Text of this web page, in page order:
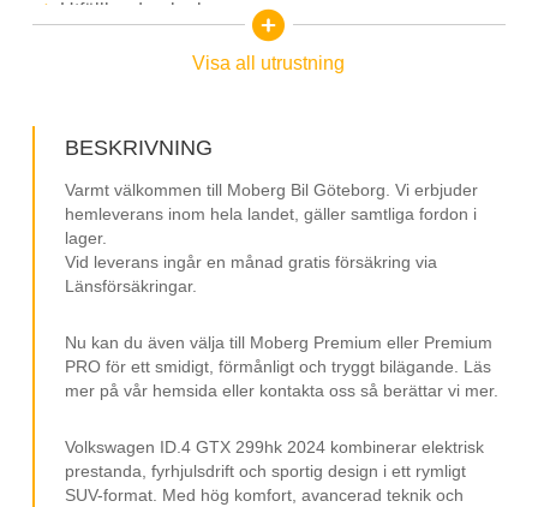
Utfällbardragkrok
Backkamera
Digital Cockpit
Ambientlight
Rattvärme
20” Fälgar
IQ Light
Stolsvärme
Visa all utrustning
BESKRIVNING
Varmt välkommen till Moberg Bil Göteborg. Vi erbjuder
hemleverans inom hela landet, gäller samtliga fordon i
lager.
Vid leverans ingår en månad gratis försäkring via
Länsförsäkringar.
Nu kan du även välja till Moberg Premium eller Premium
PRO för ett smidigt, förmånligt och tryggt bilägande. Läs
mer på vår hemsida eller kontakta oss så berättar vi mer.
Volkswagen ID.4 GTX 299hk 2024 kombinerar elektrisk
prestanda, fyrhjulsdrift och sportig design i ett rymligt
SUV-format. Med hög komfort, avancerad teknik och